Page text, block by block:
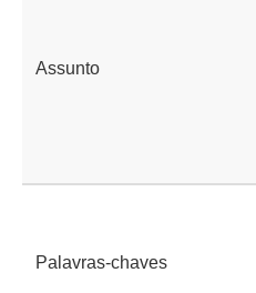
Assunto
Palavras-chaves